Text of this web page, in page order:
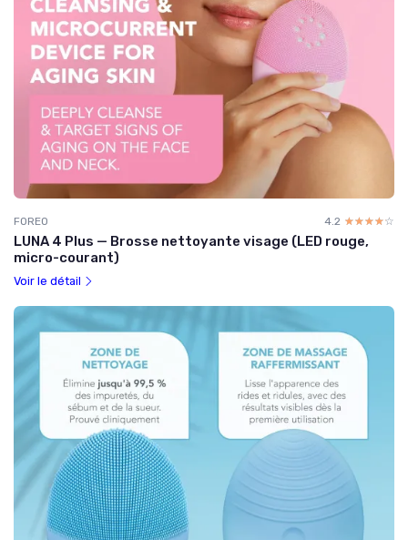
FOREO 4.2 ☆☆☆☆☆
★★★★★
LUNA 4 Plus — Brosse nettoyante visage (LED rouge,
micro-courant)
Voir le détail